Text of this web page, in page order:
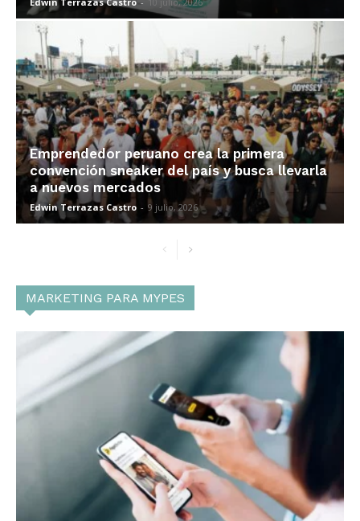
Emprendedor peruano crea la primera
convención sneaker del país y busca llevarla
a nuevos mercados
Edwin Terrazas Castro - 9 julio, 2026
MARKETING PARA MYPES